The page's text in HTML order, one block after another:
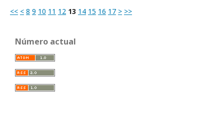
<< < 8 9 10 11 12 13 14 15 16 17 > >>
Número actual